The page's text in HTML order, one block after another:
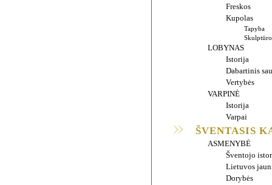
Freskos
Kupolas
Tapyba
LOBYNAS
Istorija
Dabartinis
Vertybės
VARPINĖ
Istorija
Varpai
ŠVENTASIS
ASMENYBĖ
Šventojo
Lietuvos
Dorybės